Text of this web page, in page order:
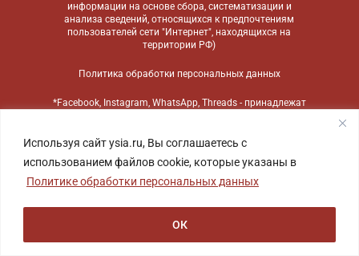
Используя сайт ysia.ru, Вы соглашаетесь с
использованием файлов cookie, которые указаны в
Политике обработки персональных данных
ОК
информации на основе сбора, систематизации и
анализа сведений, относящихся к предпочтениям
пользователей сети "Интернет", находящихся на
территории РФ)
Политика обработки персональных данных
*Facebook, Instagram, WhatsApp, Threads - принадлежат